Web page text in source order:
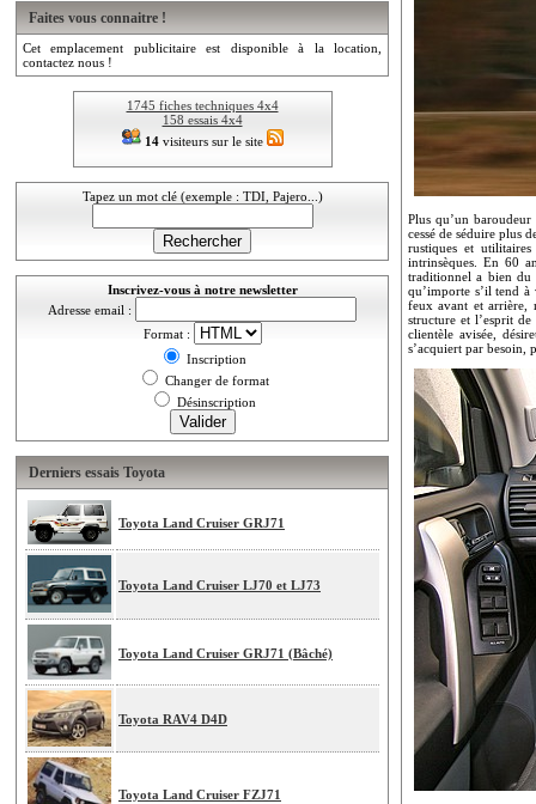
Faites vous connaitre !
Cet emplacement publicitaire est disponible à la location,
contactez nous !
1745 fiches techniques 4x4
158 essais 4x4
14visiteurs sur le site
Tapez un mot clé (exemple : TDI, Pajero...)
Inscrivez-vous à notre newsletter
Adresse email :
Format :
Inscription
Changer de format
Désinscription
Derniers essais Toyota
Toyota Land Cruiser GRJ71
Toyota Land Cruiser LJ70 et LJ73
Toyota Land Cruiser GRJ71 (Bâché)
Toyota RAV4 D4D
Toyota Land Cruiser FZJ71
Plus qu’un
cessé de séduire plus
rustiques et
intrinsèques. En 60
traditionnel a bien du
qu’importe s’il tend
feux avant et arrière,
structure et l’esprit
clientèle avisée,
s’acquiert par besoin,